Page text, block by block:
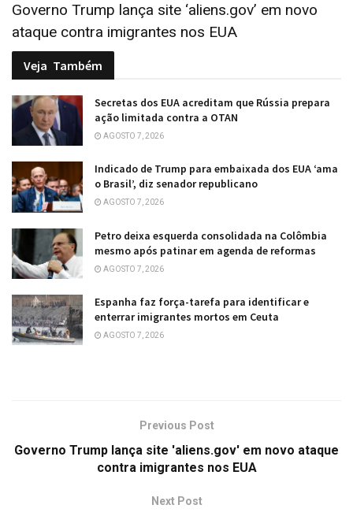
Governo Trump lança site ‘aliens.gov’ em novo
ataque contra imigrantes nos EUA
Veja Também
Secretas dos EUA acreditam que Rússia prepara
ação limitada contra a OTAN
AGOSTO 7, 2026
Indicado de Trump para embaixada dos EUA ‘ama
o Brasil’, diz senador republicano
AGOSTO 7, 2026
Petro deixa esquerda consolidada na Colômbia
mesmo após patinar em agenda de reformas
AGOSTO 7, 2026
Espanha faz força-tarefa para identificar e
enterrar imigrantes mortos em Ceuta
AGOSTO 7, 2026
Previous Post
Governo Trump lança site 'aliens.gov' em novo ataque
contra imigrantes nos EUA
Next Post